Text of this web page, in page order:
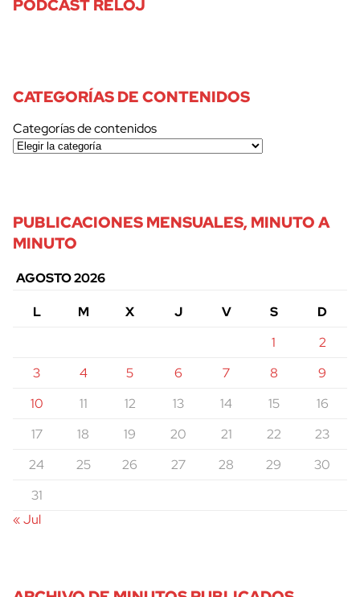
PODCAST RELOJ
CATEGORÍAS DE CONTENIDOS
Categorías de contenidos
PUBLICACIONES MENSUALES, MINUTO A
MINUTO
AGOSTO 2026
L
M X J V S
D
1
2
3
4 5 6 7 8
9
10
11 12 13 14 15
16
17
18 19 20 21 22
23
24
25 26 27 28 29
30
31
« Jul